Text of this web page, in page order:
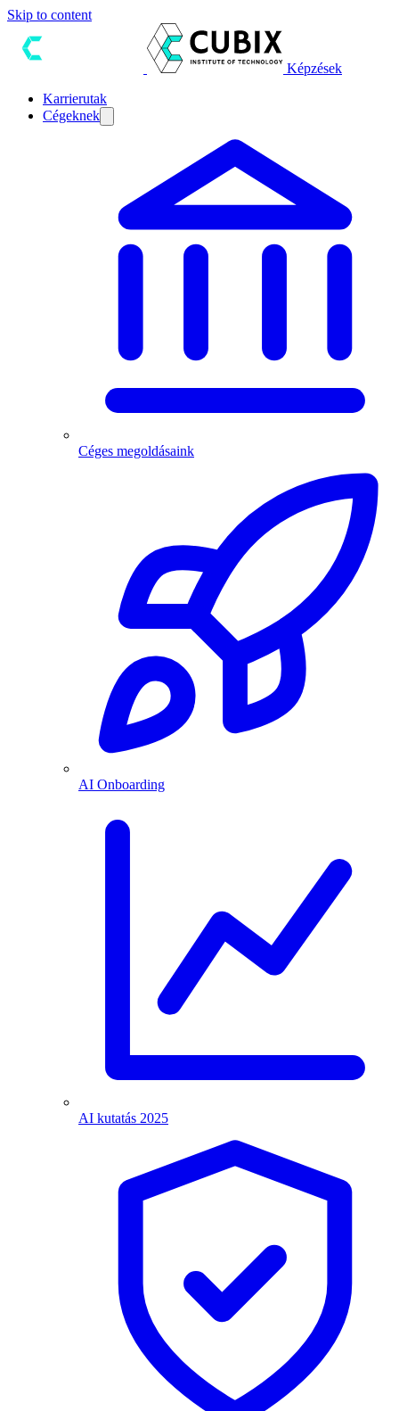
Skip to content
Képzések
Karrierutak
Cégeknek
Céges megoldásaink
AI Onboarding
AI kutatás 2025